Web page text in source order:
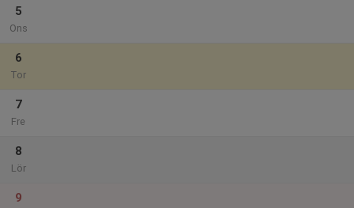
5
Ons
6
Tor
7
Fre
8
Lör
9